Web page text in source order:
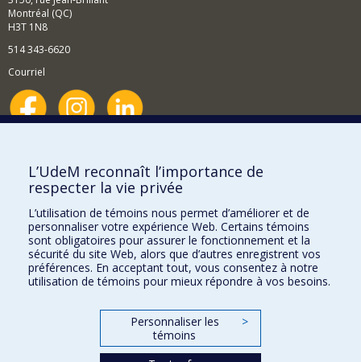
Montréal (QC)
H3T 1N8
514 343-6620
Courriel
Comment soutenir le Département?
BESOIN D'AIDE?
Plan du site
Signaler une erreur
Accessibilité
FACULTÉ DES ARTS ET DES SCIENCES
Nos départements et écoles
L’UdeM reconnaît l’importance de
respecter la vie privée
L’utilisation de témoins nous permet d’améliorer et de
personnaliser votre expérience Web. Certains témoins
sont obligatoires pour assurer le fonctionnement et la
sécurité du site Web, alors que d’autres enregistrent vos
préférences. En acceptant tout, vous consentez à notre
utilisation de témoins pour mieux répondre à vos besoins.
Personnaliser les
témoins
>